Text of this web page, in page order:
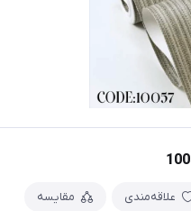
علاقه‌مندی مقایسه